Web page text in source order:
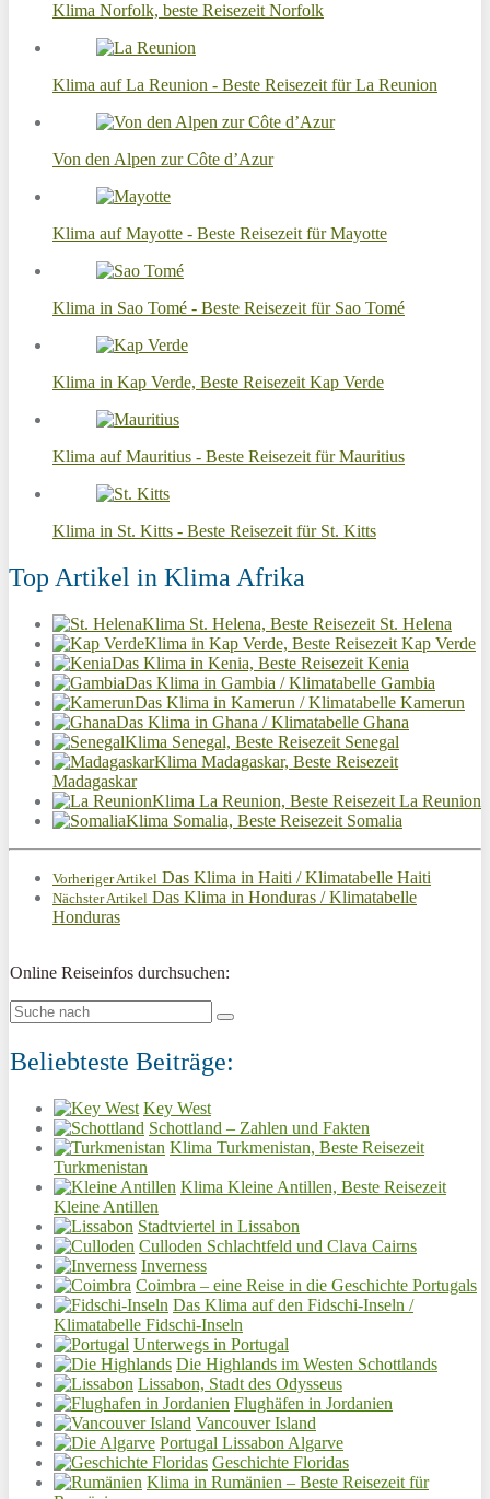
Klima Norfolk, beste Reisezeit Norfolk
Klima auf La Reunion - Beste Reisezeit für La Reunion
Von den Alpen zur Côte d’Azur
Klima auf Mayotte - Beste Reisezeit für Mayotte
Klima in Sao Tomé - Beste Reisezeit für Sao Tomé
Klima in Kap Verde, Beste Reisezeit Kap Verde
Klima auf Mauritius - Beste Reisezeit für Mauritius
Klima in St. Kitts - Beste Reisezeit für St. Kitts
Top Artikel in Klima Afrika
Klima St. Helena, Beste Reisezeit St. Helena
Klima in Kap Verde, Beste Reisezeit Kap Verde
Das Klima in Kenia, Beste Reisezeit Kenia
Das Klima in Gambia / Klimatabelle Gambia
Das Klima in Kamerun / Klimatabelle Kamerun
Das Klima in Ghana / Klimatabelle Ghana
Klima Senegal, Beste Reisezeit Senegal
Klima Madagaskar, Beste Reisezeit
Madagaskar
Klima La Reunion, Beste Reisezeit La Reunion
Klima Somalia, Beste Reisezeit Somalia
Vorheriger Artikel Das Klima in Haiti / Klimatabelle Haiti
Nächster Artikel Das Klima in Honduras / Klimatabelle
Honduras
Online Reiseinfos durchsuchen:
Beliebteste Beiträge:
Key West
Schottland – Zahlen und Fakten
Klima Turkmenistan, Beste Reisezeit
Turkmenistan
Klima Kleine Antillen, Beste Reisezeit
Kleine Antillen
Stadtviertel in Lissabon
Culloden Schlachtfeld und Clava Cairns
Inverness
Coimbra – eine Reise in die Geschichte Portugals
Das Klima auf den Fidschi-Inseln /
Klimatabelle Fidschi-Inseln
Unterwegs in Portugal
Die Highlands im Westen Schottlands
Lissabon, Stadt des Odysseus
Flughäfen in Jordanien
Vancouver Island
Portugal Lissabon Algarve
Geschichte Floridas
Klima in Rumänien – Beste Reisezeit für